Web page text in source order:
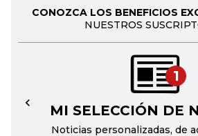
CONOZCA LOS BENEFICIOS
NUESTROS
1
MI SELECCIÓN DE
Noticias personalizadas, de
←